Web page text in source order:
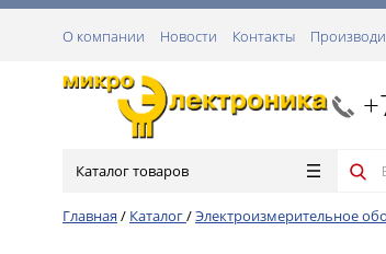
О компании Новости Контакты
Каталог товаров
Главная / Каталог/Электроизмерительное